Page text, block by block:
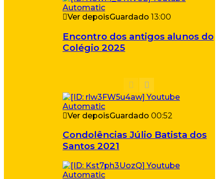
Ver depoisGuardado 13:00
Encontro dos antigos alunos do
Colégio 2025
Ver depoisGuardado 00:52
Condolências Júlio Batista dos
Santos 2021